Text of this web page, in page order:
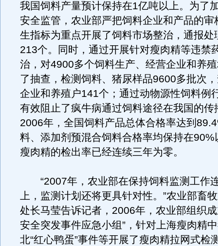
我国饲料产量预计保持在1亿吨以上。为了
安全监管，农业部严把饲料企业和产品的审
生指标为重点开展了饲料市场整治，通报处
213个。同时，通过开展针对瘦肉精等违禁
治，对4900多个饲料生产、经营企业和养
了抽查，检测饲料、猪尿样品9600多批次
企业和养殖户141个；通过动物源性饲料例
有效阻止了疯牛病通过饲料途径在我国的传
2006年，全国饲料产品总体合格率达到
料、添加剂预混合饲料合格率均保持在90%
瘦肉精的检出率已经连续三年为零。
“2007年，农业部在保持饲料监测工作
上，监测计划还将更具针对性。”农业部畜
处长马莹告诉记者，2006年，农业部组织
安全突发事件应急小组”，针对上海瘦肉精
北“红心鸭蛋”事件等开展了瘦肉精拉网式检